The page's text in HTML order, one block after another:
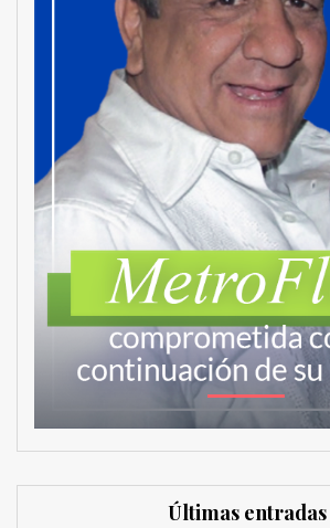
Últimas entradas